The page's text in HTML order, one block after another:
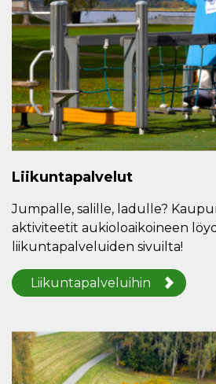
Liikuntapalvelut
Jumpalle, salille, ladulle?
aktiviteetit aukioloaikoineen
liikuntapalveluiden sivuilta!
Liikuntapalveluihin